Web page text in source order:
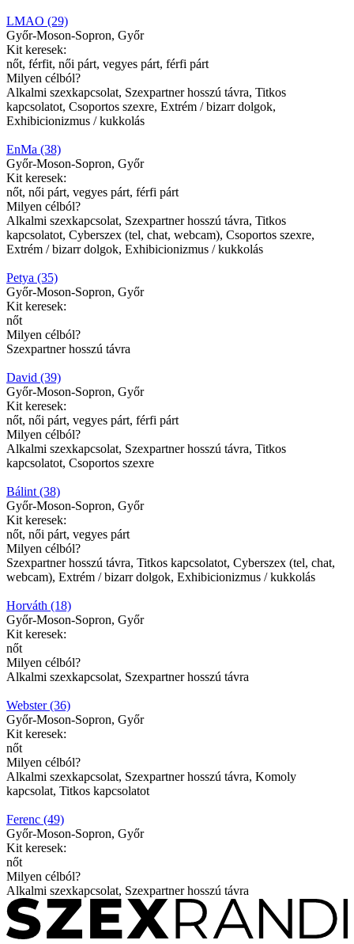
LMAO (29)
Győr-Moson-Sopron, Győr
Kit keresek:
nőt, férfit, női párt, vegyes párt, férfi párt
Milyen célból?
Alkalmi szexkapcsolat, Szexpartner hosszú távra, Titkos
kapcsolatot, Csoportos szexre, Extrém / bizarr dolgok,
Exhibicionizmus / kukkolás
EnMa (38)
Győr-Moson-Sopron, Győr
Kit keresek:
nőt, női párt, vegyes párt, férfi párt
Milyen célból?
Alkalmi szexkapcsolat, Szexpartner hosszú távra, Titkos
kapcsolatot, Cyberszex (tel, chat, webcam), Csoportos szexre,
Extrém / bizarr dolgok, Exhibicionizmus / kukkolás
Petya (35)
Győr-Moson-Sopron, Győr
Kit keresek:
nőt
Milyen célból?
Szexpartner hosszú távra
David (39)
Győr-Moson-Sopron, Győr
Kit keresek:
nőt, női párt, vegyes párt, férfi párt
Milyen célból?
Alkalmi szexkapcsolat, Szexpartner hosszú távra, Titkos
kapcsolatot, Csoportos szexre
Bálint (38)
Győr-Moson-Sopron, Győr
Kit keresek:
nőt, női párt, vegyes párt
Milyen célból?
Szexpartner hosszú távra, Titkos kapcsolatot, Cyberszex (tel, chat,
webcam), Extrém / bizarr dolgok, Exhibicionizmus / kukkolás
Horváth (18)
Győr-Moson-Sopron, Győr
Kit keresek:
nőt
Milyen célból?
Alkalmi szexkapcsolat, Szexpartner hosszú távra
Webster (36)
Győr-Moson-Sopron, Győr
Kit keresek:
nőt
Milyen célból?
Alkalmi szexkapcsolat, Szexpartner hosszú távra, Komoly
kapcsolat, Titkos kapcsolatot
Ferenc (49)
Győr-Moson-Sopron, Győr
Kit keresek:
nőt
Milyen célból?
Alkalmi szexkapcsolat, Szexpartner hosszú távra